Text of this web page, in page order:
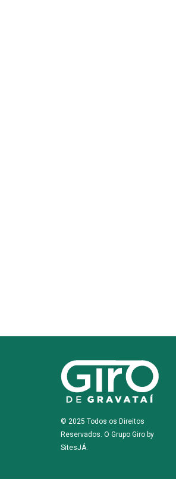
© 2025 Todos os Direitos
Reservados. O Grupo Giro by
SitesJÁ.